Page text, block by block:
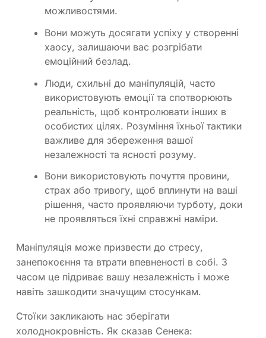
можливостями.
Вони можуть досягати успіху у створенні
хаосу, залишаючи вас розгрібати
емоційний безлад.
Люди, схильні до маніпуляцій, часто
використовують емоції та спотворюють
реальність, щоб контролювати інших в
особистих цілях. Розуміння їхньої тактики
важливе для збереження вашої
незалежності та ясності розуму.
Вони використовують почуття провини,
страх або тривогу, щоб вплинути на ваші
рішення, часто проявляючи турботу, доки
не проявляться їхні справжні наміри.
Маніпуляція може призвести до стресу,
занепокоєння та втрати впевненості в собі. З
часом це підриває вашу незалежність і може
навіть зашкодити значущим стосункам.
Стоїки закликають нас зберігати
холоднокровність. Як сказав Сенека: